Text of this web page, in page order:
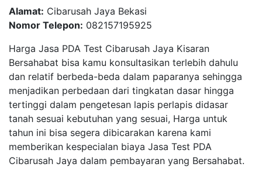
Alamat: Cibarusah Jaya Bekasi
Nomor Telepon: 082157195925
Harga Jasa PDA Test Cibarusah Jaya Kisaran
Bersahabat bisa kamu konsultasikan terlebih dahulu
dan relatif berbeda-beda dalam paparanya sehingga
menjadikan perbedaan dari tingkatan dasar hingga
tertinggi dalam pengetesan lapis perlapis didasar
tanah sesuai kebutuhan yang sesuai, Harga untuk
tahun ini bisa segera dibicarakan karena kami
memberikan kespecialan biaya Jasa Test PDA
Cibarusah Jaya dalam pembayaran yang Bersahabat.